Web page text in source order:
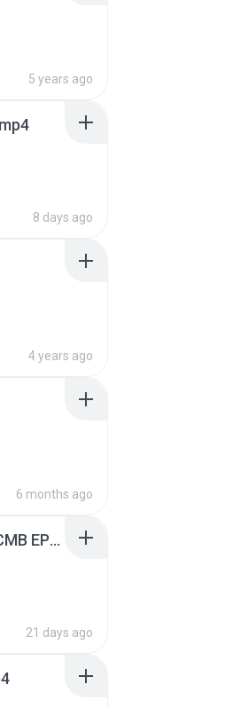
5 years ago
8 days ago
4 years ago
6 months ago
[Witanime.com] RKNGMNNTSRCMB EP 04 HD.mp4
21 days ago